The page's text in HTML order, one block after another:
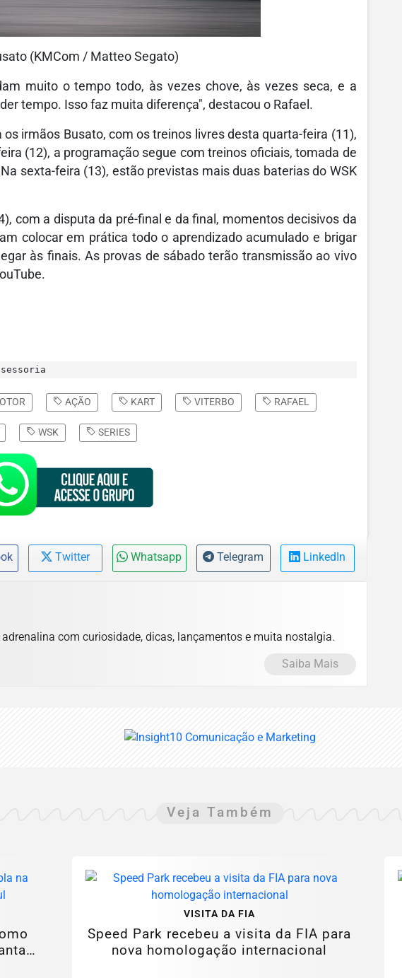
(KMCom / Matteo Segato)
muito o tempo todo, às vezes chove, às vezes seca, e a
tempo. Isso faz muita diferença", destacou o Rafael.
irmãos Busato, com os treinos livres desta quarta-feira (11),
(12), a programação segue com treinos oficiais, tomada de
sexta-feira (13), estão previstas mais duas baterias do WSK
com a disputa da pré-final e da final, momentos decisivos da
colocar em prática todo o aprendizado acumulado e brigar
às finais. As provas de sábado terão transmissão ao vivo
AÇÃO KART VITERBO RAFAEL
WSK SERIES
Twitter Whatsapp Telegram LinkedIn
com curiosidade, dicas, lançamentos e muita nostalgia.
Saiba Mais
Veja Também
VISITA DA FIA
Speed Park recebeu a visita da FIA para
nova homologação internacional